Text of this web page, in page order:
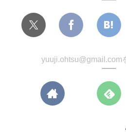
yuuji.ohtsu@gmail.com